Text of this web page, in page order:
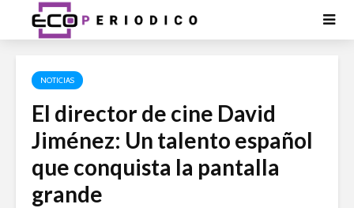
NOTICIAS
El director de cine David
Jiménez: Un talento español
que conquista la pantalla
grande